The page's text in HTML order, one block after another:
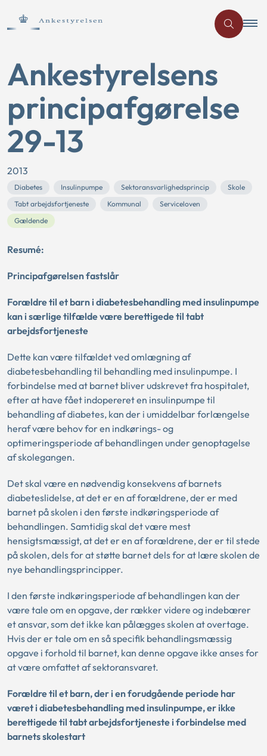
Ankestyrelsens
principafgørelse
29-13
2013
Diabetes Insulinpumpe Sektoransvarlighedsprincip
Skole
Tabt arbejdsfortjeneste
Kommunal
Serviceloven
Gældende
Resumé:
Principafgørelsen fastslår
Forældre til et barn i diabetesbehandling med insulinpumpe
kan i særlige tilfælde være berettigede til tabt
arbejdsfortjeneste
Dette kan være tilfældet ved omlægning af
diabetesbehandling til behandling med insulinpumpe. I
forbindelse med at barnet bliver udskrevet fra hospitalet,
efter at have fået indopereret en insulinpumpe til
behandling af diabetes, kan der i umiddelbar forlængelse
heraf være behov for en indkørings- og
optimeringsperiode af behandlingen under genoptagelse
af skolegangen.
Det skal være en nødvendig konsekvens af barnets
diabeteslidelse, at det er en af forældrene, der er med
barnet på skolen i den første indkøringsperiode af
behandlingen. Samtidig skal det være mest
hensigtsmæssigt, at det er en af forældrene, der er til stede
på skolen, dels for at støtte barnet dels for at lære skolen de
nye behandlingsprincipper.
I den første indkøringsperiode af behandlingen kan der
være tale om en opgave, der rækker videre og indebærer
et ansvar, som det ikke kan pålægges skolen at overtage.
Hvis der er tale om en så specifik behandlingsmæssig
opgave i forhold til barnet, kan denne opgave ikke anses for
at være omfattet af sektoransvaret.
Forældre til et barn, der i en forudgående periode har
været i diabetesbehandling med insulinpumpe, er ikke
berettigede til tabt arbejdsfortjeneste i forbindelse med
barnets skolestart